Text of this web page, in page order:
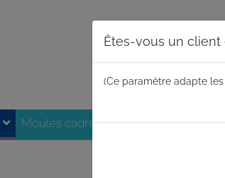
Moules cadres Moules
Êtes-vous un client
(Ce paramètre adapte